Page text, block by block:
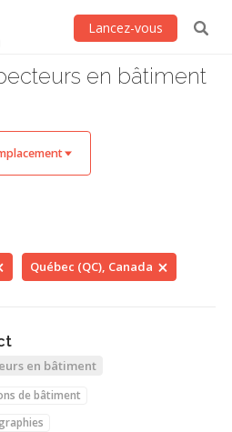
Lancez-vous
en bâtiment
Québec (QC), Canada
en bâtiment
de bâtiment